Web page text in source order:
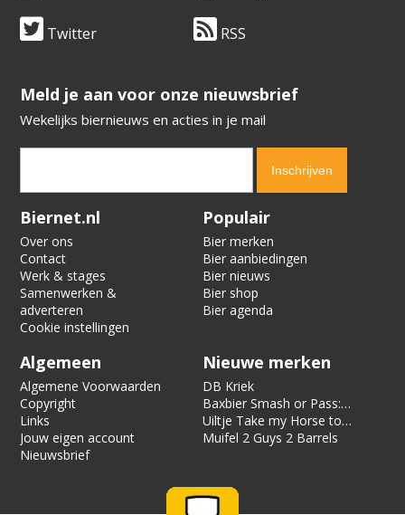
Twitter RSS
​​​​​​​Meld je aan voor onze nieuwsbrief
Wekelijks biernieuws en acties in je mail
Verification code:
Biernet.nl
Over ons
Contact
Werk & stages
Samenwerken &
adverteren
Cookie instellingen
Populair
Bier merken
Bier aanbiedingen
Bier nieuws
Bier shop
Bier agenda
Algemeen
Algemene Voorwaarden
Copyright
Links
Jouw eigen account
Nieuwsbrief
Nieuwe merken
DB Kriek
Baxbier Smash or Pass:
Strata
Uiltje Take my Horse to
the Hotel Room
Muifel 2 Guys 2 Barrels